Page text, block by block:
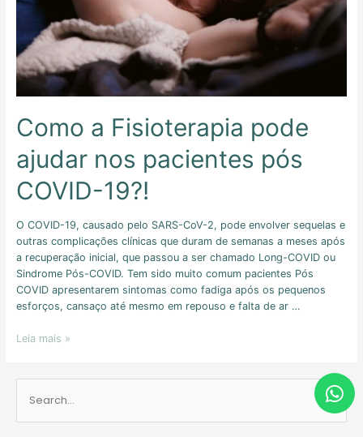
Como a Fisioterapia pode
ajudar nos pacientes pós
COVID-19?!
O COVID-19, causado pelo SARS-CoV-2, pode envolver sequelas e
outras complicações clínicas que duram de semanas a meses após
a recuperação inicial, que passou a ser chamado Long-COVID ou
Sindrome Pós-COVID. Tem sido muito comum pacientes Pós
COVID apresentarem sintomas como fadiga após os pequenos
esforços, cansaço até mesmo em repouso e falta de ar …
Leia mais »